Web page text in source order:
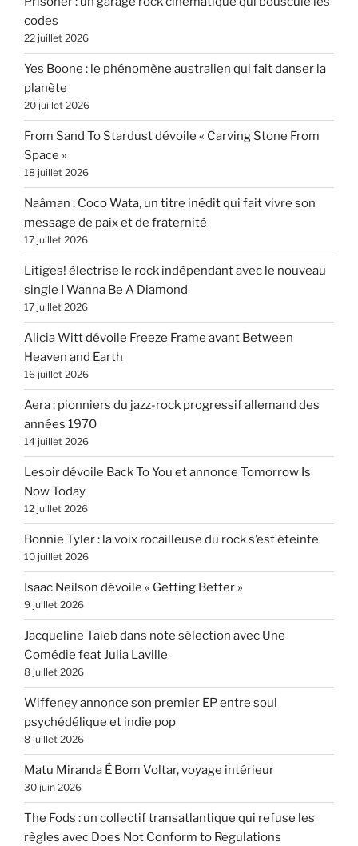
codes
22 juillet 2026
Yes Boone : le phénomène australien qui fait danser la
planète
20 juillet 2026
From Sand To Stardust dévoile « Carving Stone From
Space »
18 juillet 2026
Naâman : Coco Wata, un titre inédit qui fait vivre son
message de paix et de fraternité
17 juillet 2026
Litiges! électrise le rock indépendant avec le nouveau
single I Wanna Be A Diamond
17 juillet 2026
Alicia Witt dévoile Freeze Frame avant Between
Heaven and Earth
16 juillet 2026
Aera : pionniers du jazz-rock progressif allemand des
années 1970
14 juillet 2026
Lesoir dévoile Back To You et annonce Tomorrow Is
Now Today
12 juillet 2026
Bonnie Tyler : la voix rocailleuse du rock s’est éteinte
10 juillet 2026
Isaac Neilson dévoile « Getting Better »
9 juillet 2026
Jacqueline Taieb dans note sélection avec Une
Comédie feat Julia Laville
8 juillet 2026
Wiffeney annonce son premier EP entre soul
psychédélique et indie pop
8 juillet 2026
Matu Miranda É Bom Voltar, voyage intérieur
30 juin 2026
The Fods : un collectif transatlantique qui refuse les
règles avec Does Not Conform to Regulations